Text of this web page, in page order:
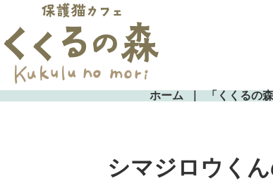
ホーム 「くくるの
シマジロウく